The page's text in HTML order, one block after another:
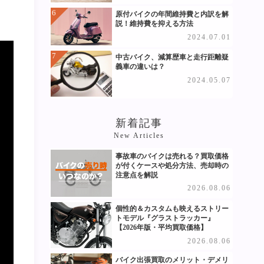
原付バイクの年間維持費と内訳を解
説！維持費を抑える方法
2024.07.01
中古バイク、減算歴車と走行距離疑
義車の違いは？
2024.05.07
新着記事
New Articles
事故車のバイクは売れる？買取価格
が付くケースや処分方法、売却時の
注意点を解説
2026.08.06
個性的＆カスタムも映えるストリー
トモデル『グラストラッカー』
【2026年版・平均買取価格】
2026.08.06
バイク出張買取のメリット・デメリ